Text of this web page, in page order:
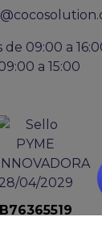
09:00 a
a 15:00
B76365519